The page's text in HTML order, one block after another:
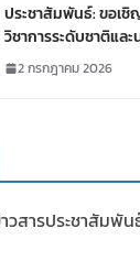
ประชาสัมพันธ์: ขอเชิ
วิชาการระดับชาติแล
2569 (NIDA
2 กรกฎาคม 2026
สารประชาสัมพั